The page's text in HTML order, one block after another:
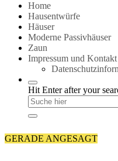
Home
Hausentwürfe
Häuser
Moderne Passivhäuser
Zaun
Impressum und Kontakt
Hit Enter after your
GERADE ANGESAGT